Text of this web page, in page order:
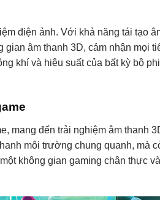
điện ảnh. Với khả năng tái tạo
âm thanh 3D, cảm nhận mọi
khí và hiệu suất của bất kỳ bộ
mang đến trải nghiệm âm thanh
môi trường chung quanh, mà
không gian gaming chân thực